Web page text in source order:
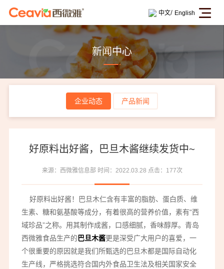
中文/ English
新闻中心
企业动态 产品新闻
好原料出好酱，巴旦木酱继续发货中~
来源：西微雅信息部 时间：2022.03.28 点击：177次
好原料出好酱！巴旦木仁含有丰富的脂肪、蛋白质、维
生素、糖和氨基酸等成分，有着很高的营养价值，素有“西
域珍品”之称。用其制作成酱，口感细腻，香味醇厚。青岛
西微雅食品生产的 巴旦木酱更是深受广大用户的喜爱，一
个很重要的原因就是我们所甄选的巴旦木都是国际自动化
生产线，严格挑选符合国内外食品卫生法及相关国家安全